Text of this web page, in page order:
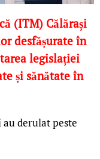
(ITM) Călărași
desfășurate în
legislației
și sănătate în
derulat peste